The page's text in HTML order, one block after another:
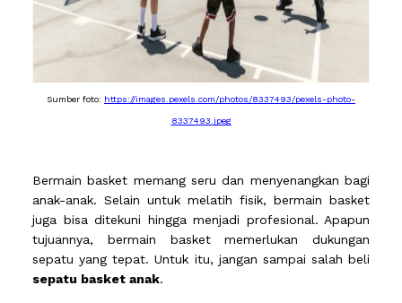
Sumber foto: https://images.pexels.com/photos/8337493/pexels-photo-
8337493.jpeg
Bermain basket memang seru dan menyenangkan bagi
anak-anak. Selain untuk melatih fisik, bermain basket
juga bisa ditekuni hingga menjadi profesional. Apapun
tujuannya, bermain basket memerlukan dukungan
sepatu yang tepat. Untuk itu, jangan sampai salah beli
sepatu basket anak.